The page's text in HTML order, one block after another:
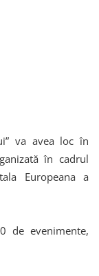
va avea loc în
în cadrul
Europeana a
de evenimente,